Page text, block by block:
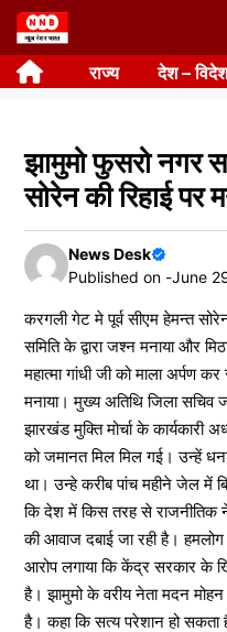
Skip
to
content राज्य देश – विदेश
झामुमो फुसरो नगर
सोरेन की रिहाई पर
News Desk
Published on -June
करगली गेट मे पूर्व सीएम हेमन्त
समिति के द्वारा जश्न मनाया और
महात्मा गांधी जी को माला अर्पण
मनाया। मुख्य अतिथि जिला
झारखंड मुक्ति मोर्चा के कार्यकारी
को जमानत मिल मिल गई। उन्हें
था। उन्हे करीब पांच महीने जेल में
कि देश में किस तरह से राजनीतिक
की आवाज दबाई जा रही है।
आरोप लगाया कि केंद्र सरकार के
है। झामुमो के वरीय नेता मदन
है। कहा कि सत्य परेशान हो सकता